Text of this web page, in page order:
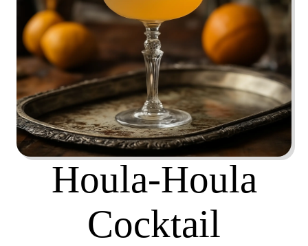
Houla-Houla
Cocktail